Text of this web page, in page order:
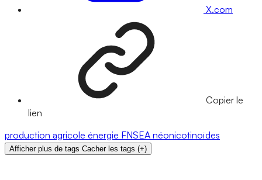
X.com
Copier le
lien
production agricole énergie FNSEA néonicotinoïdes
Afficher plus de tags Cacher les tags (+)